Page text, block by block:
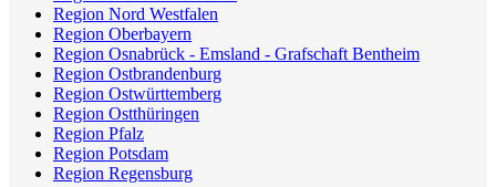
Region Nord Westfalen
Region Oberbayern
Region Osnabrück - Emsland - Grafschaft Bentheim
Region Ostbrandenburg
Region Ostwürttemberg
Region Ostthüringen
Region Pfalz
Region Potsdam
Region Regensburg